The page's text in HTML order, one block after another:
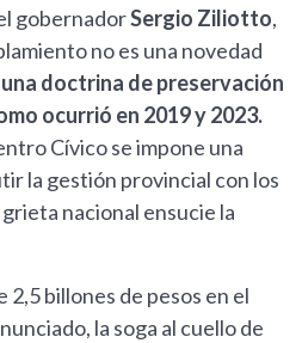
gobernadorSergio Ziliotto,
no es una novedad
doctrina de preservación
ocurrió en 2019 y 2023.
Cívico se impone una
la gestión provincial con los
nacional ensucie la
billones de pesos en el
la soga al cuello de